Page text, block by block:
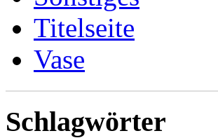
Titelseite
Vase
Schlagwörter